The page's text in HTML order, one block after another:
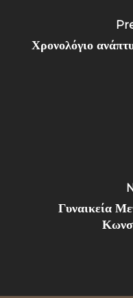
Χρονολόγιο
Γυναικεία